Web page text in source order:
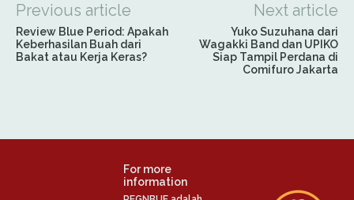
Previous article
Review Blue Period: Apakah
Keberhasilan Buah dari
Bakat atau Kerja Keras?
Next article
Yuko Suzuhana dari
Wagakki Band dan UPIKO
Siap Tampil Perdana di
Comifuro Jakarta
For more
information